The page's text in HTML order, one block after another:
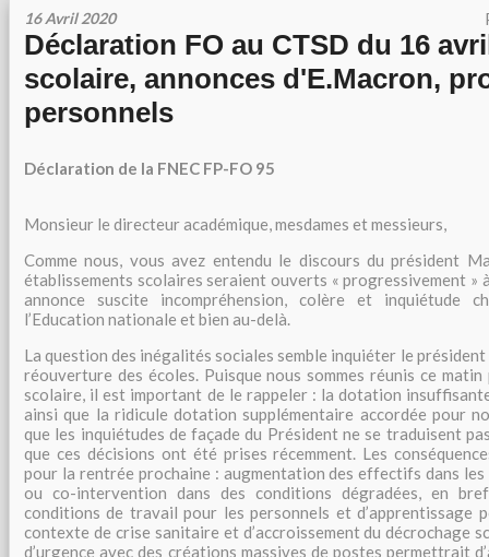
16 Avril 2020
Déclaration FO au CTSD du 16
scolaire, annonces d'E.Macron,
personnels
Déclaration de la FNEC FP-FO 95
Monsieur le directeur académique, mesdames et messieurs,
Comme nous, vous avez entendu le discours du président
établissements scolaires seraient ouverts « progressivement »
annonce suscite incompréhension, colère et inquiétude
l’Education nationale et bien au-delà.
La question des inégalités sociales semble inquiéter le
réouverture des écoles. Puisque nous sommes réunis ce
scolaire, il est important de le rappeler : la dotation
ainsi que la ridicule dotation supplémentaire accordée pour
que les inquiétudes de façade du Président ne se traduisent
que ces décisions ont été prises récemment. Les
pour la rentrée prochaine : augmentation des effectifs dans les
ou co-intervention dans des conditions dégradées, en
conditions de travail pour les personnels et d’apprentissage
contexte de crise sanitaire et d’accroissement du décrochage
d’urgence avec des créations massives de postes permettrait